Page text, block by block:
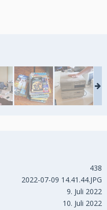
438
2022-07-09 14.41.44.JPG
9. Juli 2022
10. Juli 2022